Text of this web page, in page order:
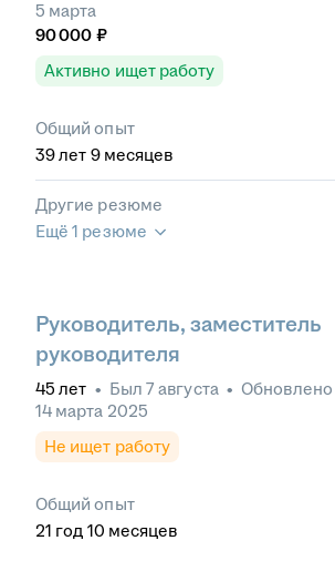
5 марта
90 000 ₽
Активно ищет работу
Общий опыт
39лет 9 месяцев
Другие резюме
Ещё 1 резюме
Руководитель, заместитель
руководителя
45 лет • Был 7 августа • Обновлено
14 марта 2025
Не ищет работу
Общий опыт
21 год 10 месяцев